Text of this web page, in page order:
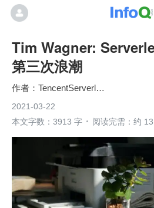
Tim Wagner:
第三次浪潮
TencentServerless
2021-03-22
本文字数：3913 字
阅读完需：约